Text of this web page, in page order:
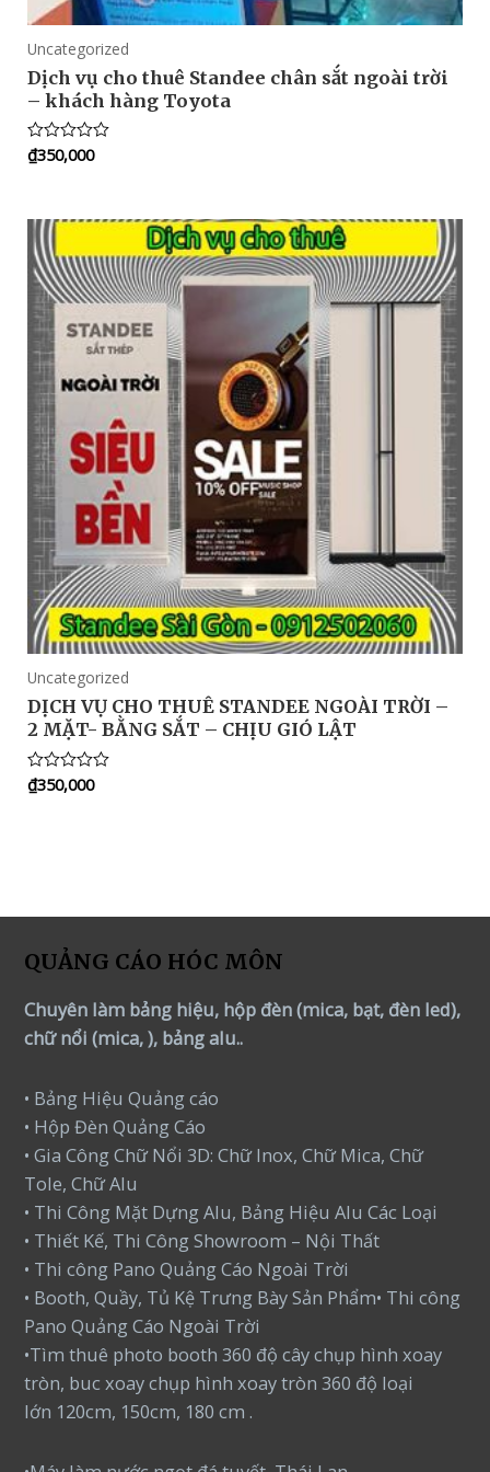
Uncategorized
Dịch vụ cho thuê Standee chân sắt ngoài trời
– khách hàng Toyota
Rated
0
₫350,000
Uncategorized
DỊCH VỤ CHO THUÊ STANDEE NGOÀI TRỜI –
2 MẶT- BẰNG SẮT – CHỊU GIÓ LẬT
Rated
0
₫350,000
QUẢNG CÁO HÓC MÔN
Chuyên làm bảng hiệu, hộp đèn (mica, bạt, đèn led),
chữ nổi (mica, ), bảng alu..
• Bảng Hiệu Quảng cáo
• Hộp Đèn Quảng Cáo
• Gia Công Chữ Nổi 3D: Chữ Inox, Chữ Mica, Chữ
Tole, Chữ Alu
• Thi Công Mặt Dựng Alu, Bảng Hiệu Alu Các Loại
• Thiết Kế, Thi Công Showroom – Nội Thất
• Thi công Pano Quảng Cáo Ngoài Trời
• Booth, Quầy, Tủ Kệ Trưng Bày Sản Phẩm• Thi công
Pano Quảng Cáo Ngoài Trời
•Tìm thuê photo booth 360 độ cây chụp hình xoay
tròn, buc xoay chụp hình xoay tròn 360 độ loại
lớn 120cm, 150cm, 180 cm .